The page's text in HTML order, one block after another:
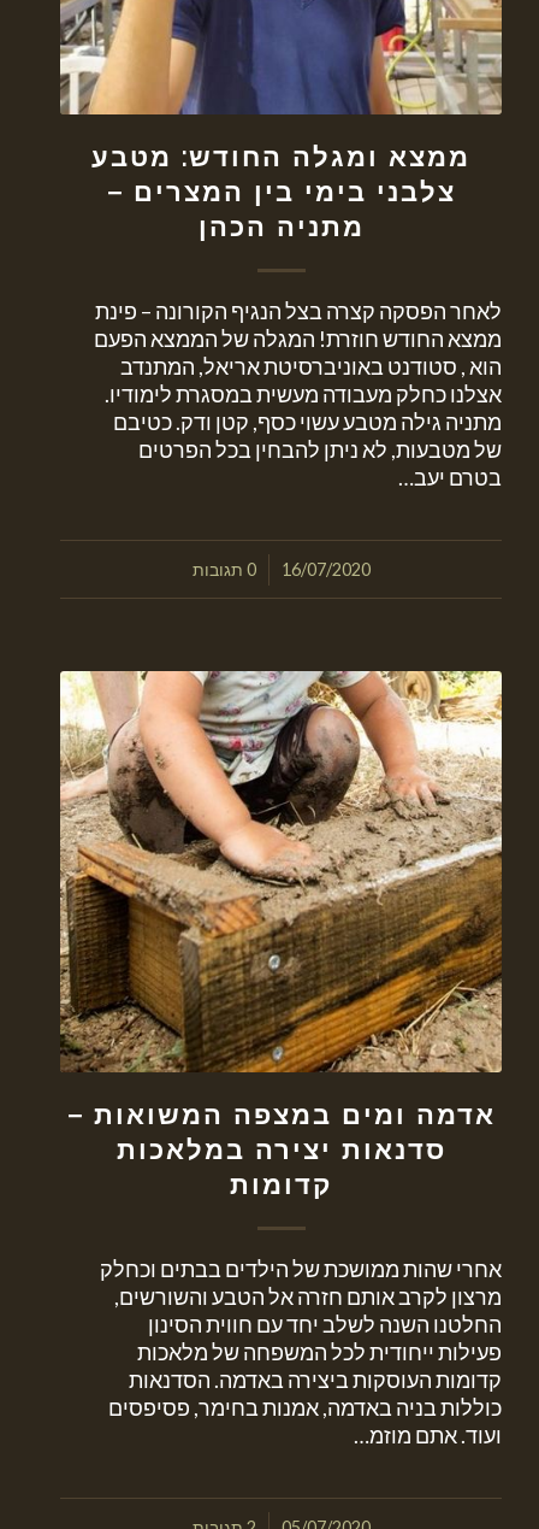
ממצא ומגלה החודש: מטבע
צלבני בימי בין המצרים –
מתניה הכהן
לאחר הפסקה קצרה בצל הנגיף הקורונה – פינת
ממצא החודש חוזרת! המגלה של הממצא הפעם
הוא , סטודנט באוניברסיטת אריאל, המתנדב
אצלנו כחלק מעבודה מעשית במסגרת לימודיו.
מתניה גילה מטבע עשוי כסף, קטן ודק. כטיבם
של מטבעות, לא ניתן להבחין בכל הפרטים
בטרם יעב…
16/07/2020
/ 0 תגובות
אדמה ומים במצפה המשואות –
סדנאות יצירה במלאכות
קדומות
אחרי שהות ממושכת של הילדים בבתים וכחלק
מרצון לקרב אותם חזרה אל הטבע והשורשים,
החלטנו השנה לשלב יחד עם חווית הסינון
פעילות ייחודית לכל המשפחה של מלאכות
קדומות העוסקות ביצירה באדמה. הסדנאות
כוללות בניה באדמה, אמנות בחימר, פסיפסים
ועוד. אתם מוזמ…